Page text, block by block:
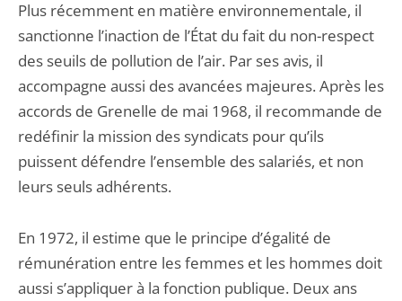
Plus récemment en matière environnementale, il
sanctionne l’inaction de l’État du fait du non-respect
des seuils de pollution de l’air. Par ses avis, il
accompagne aussi des avancées majeures. Après les
accords de Grenelle de mai 1968, il recommande de
redéfinir la mission des syndicats pour qu’ils
puissent défendre l’ensemble des salariés, et non
leurs seuls adhérents.
En 1972, il estime que le principe d’égalité de
rémunération entre les femmes et les hommes doit
aussi s’appliquer à la fonction publique. Deux ans